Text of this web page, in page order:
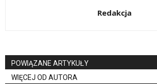
Redakcja
POWIĄZANE ARTYKUŁY
WIĘCEJ OD AUTORA